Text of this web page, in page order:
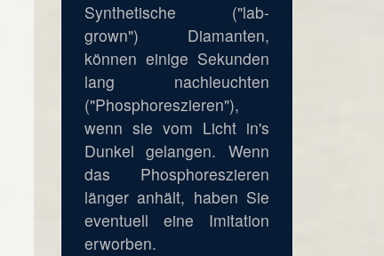
Synthetische ("lab-
grown") Diamanten,
können einige Sekunden
lang nachleuchten
("Phosphoreszieren"),
wenn sie vom Licht in's
Dunkel gelangen. Wenn
das Phosphoreszieren
länger anhält, haben Sie
eventuell eine Imitation
erworben.